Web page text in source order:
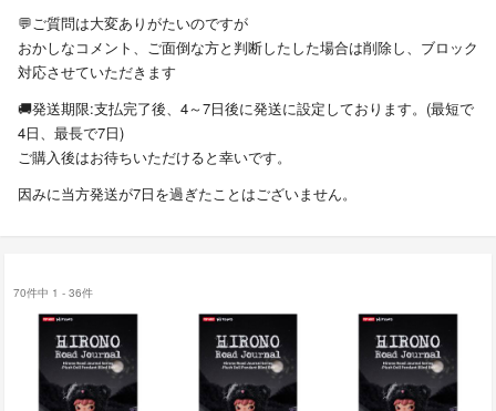
💬ご質問は大変ありがたいのですが
おかしなコメント、ご面倒な方と判断したした場合は削除し、ブロック
対応させていただきます
🚚発送期限:支払完了後、4～7日後に発送に設定しております。(最短で
4日、最長で7日)
ご購入後はお待ちいただけると幸いです。
因みに当方発送が7日を過ぎたことはございません。
70件中 1 - 36件